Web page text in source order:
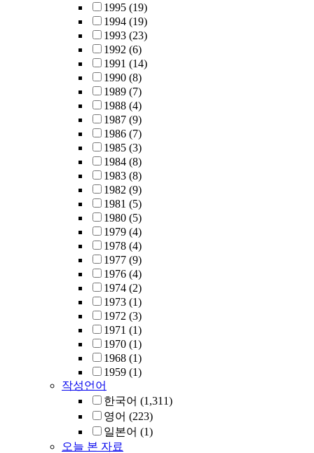
1995 (19)
1994 (19)
1993 (23)
1992 (6)
1991 (14)
1990 (8)
1989 (7)
1988 (4)
1987 (9)
1986 (7)
1985 (3)
1984 (8)
1983 (8)
1982 (9)
1981 (5)
1980 (5)
1979 (4)
1978 (4)
1977 (9)
1976 (4)
1974 (2)
1973 (1)
1972 (3)
1971 (1)
1970 (1)
1968 (1)
1959 (1)
작성언어
한국어 (1,311)
영어 (223)
일본어 (1)
오늘 본 자료